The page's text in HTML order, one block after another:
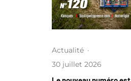
Actualité ·
30 juillet 2026